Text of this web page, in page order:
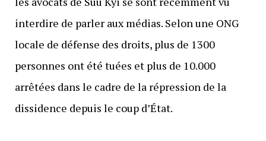
interdire de parler aux médias. Selon une ONG
locale de défense des droits, plus de 1300
personnes ont été tuées et plus de 10.000
arrêtées dans le cadre de la répression de la
dissidence depuis le coup d’État.